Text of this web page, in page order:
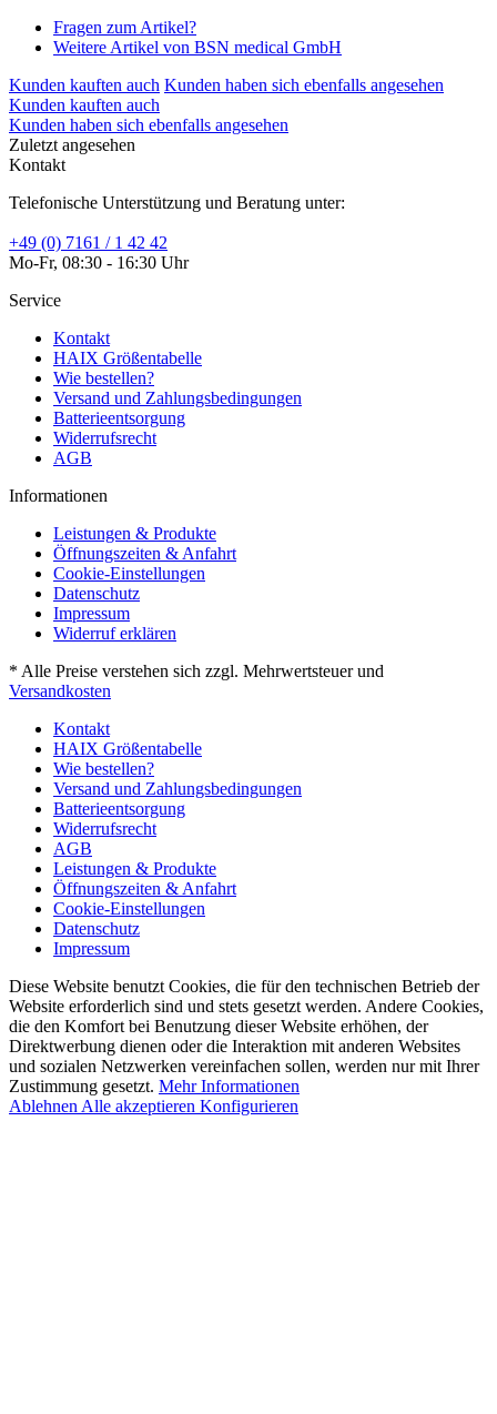
Fragen zum Artikel?
Weitere Artikel von BSN medical GmbH
Kunden kauften auch Kunden haben sich ebenfalls angesehen
Kunden kauften auch
Kunden haben sich ebenfalls angesehen
Zuletzt angesehen
Kontakt
Telefonische Unterstützung und Beratung unter:
+49 (0) 7161 / 1 42 42
Mo-Fr, 08:30 - 16:30 Uhr
Service
Kontakt
HAIX Größentabelle
Wie bestellen?
Versand und Zahlungsbedingungen
Batterieentsorgung
Widerrufsrecht
AGB
Informationen
Leistungen & Produkte
Öffnungszeiten & Anfahrt
Cookie-Einstellungen
Datenschutz
Impressum
Widerruf erklären
* Alle Preise verstehen sich zzgl. Mehrwertsteuer und
Versandkosten
Kontakt
HAIX Größentabelle
Wie bestellen?
Versand und Zahlungsbedingungen
Batterieentsorgung
Widerrufsrecht
AGB
Leistungen & Produkte
Öffnungszeiten & Anfahrt
Cookie-Einstellungen
Datenschutz
Impressum
Diese Website benutzt Cookies, die für den technischen Betrieb der
Website erforderlich sind und stets gesetzt werden. Andere Cookies,
die den Komfort bei Benutzung dieser Website erhöhen, der
Direktwerbung dienen oder die Interaktion mit anderen Websites
und sozialen Netzwerken vereinfachen sollen, werden nur mit Ihrer
Zustimmung gesetzt. Mehr Informationen
Ablehnen Alle akzeptieren Konfigurieren